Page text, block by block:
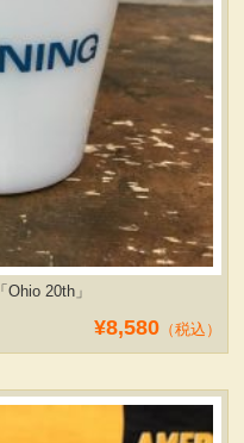
20th」
¥8,580（税込）